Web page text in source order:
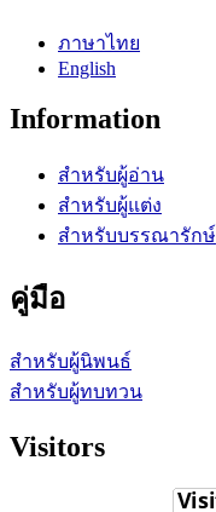
ภาษาไทย
English
Information
สำหรับผู้อ่าน
สำหรับผู้แต่ง
สำหรับบรรณารักษ์
คู่มือ
สำหรับผู้นิพนธ์
สำหรับผู้ทบทวน
Visitors